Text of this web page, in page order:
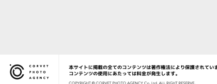
Corvet Photo Agency
本サイトに掲載の全てのコンテンツは著作権法により保護されてい
コンテンツの使用にあたっては料金が発生します。